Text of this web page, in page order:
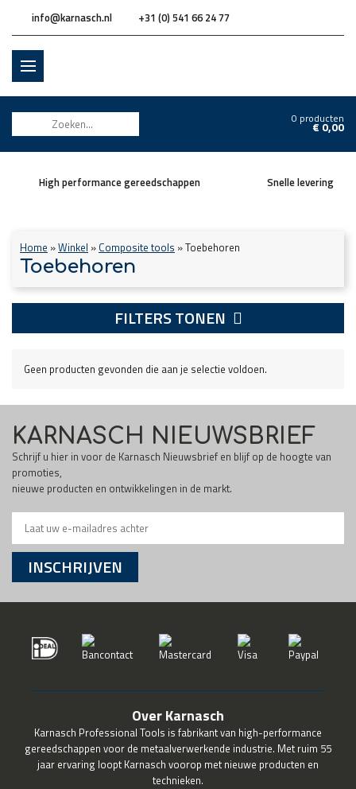
info@karnasch.nl +31 (0) 541 66 24 77
0 producten
€0,00
High performance gereedschappen Snelle levering
Home »Winkel » Composite tools »Toebehoren
Toebehoren
FILTERS TONEN
Geen producten gevonden die aan je selectie voldoen.
KARNASCH NIEUWSBRIEF
Schrijf u hier in voor de Karnasch Nieuwsbrief en blijf op de hoogte van
promoties,
nieuwe producten en ontwikkelingen in de markt.
INSCHRIJVEN
Over Karnasch
Karnasch Professional Tools is fabrikant van high-performance
gereedschappen voor de metaalverwerkende industrie. Met ruim 55
jaar ervaring loopt Karnasch voorop met nieuwe producten en
technieken.